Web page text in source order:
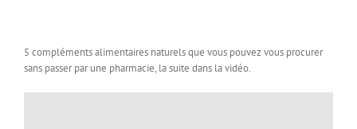
5 compléments alimentaires naturels que vous pouvez vous procurer
sans passer par une pharmacie, la suite dans la vidéo.